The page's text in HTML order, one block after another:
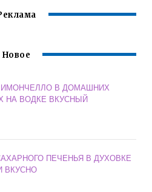
Новое
В ДОМАШНИХ
НА ВОДКЕ ВКУСНЫЙ
ПЕЧЕНЬЯ В ДУХОВКЕ
ВКУСНО